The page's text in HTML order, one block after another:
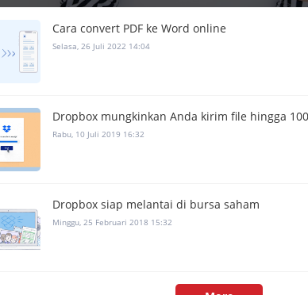
Cara convert PDF ke Word online
Selasa, 26 Juli 2022 14:04
Dropbox mungkinkan Anda kirim file hingga
Rabu, 10 Juli 2019 16:32
Dropbox siap melantai di bursa saham
Minggu, 25 Februari 2018 15:32